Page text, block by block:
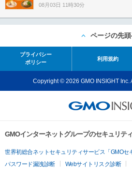
08月03日 11時30分
ページの先
プライバシー
ポリシー
利用規約
Copyright © 2026 GMO INSIGHT Inc.
GMOインターネットグループのセキュリテ
世界初総合ネットセキュリティサービス「GMOセ
パスワード漏洩診断
Webサイトリスク診断